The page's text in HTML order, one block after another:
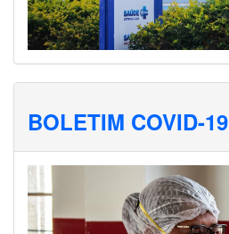
BOLETIM COVID-19